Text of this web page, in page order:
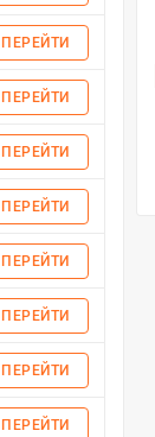
ПЕРЕЙТИ
ПЕРЕЙТИ
ПЕРЕЙТИ
ПЕРЕЙТИ
ПЕРЕЙТИ
ПЕРЕЙТИ
ПЕРЕЙТИ
ПЕРЕЙТИ